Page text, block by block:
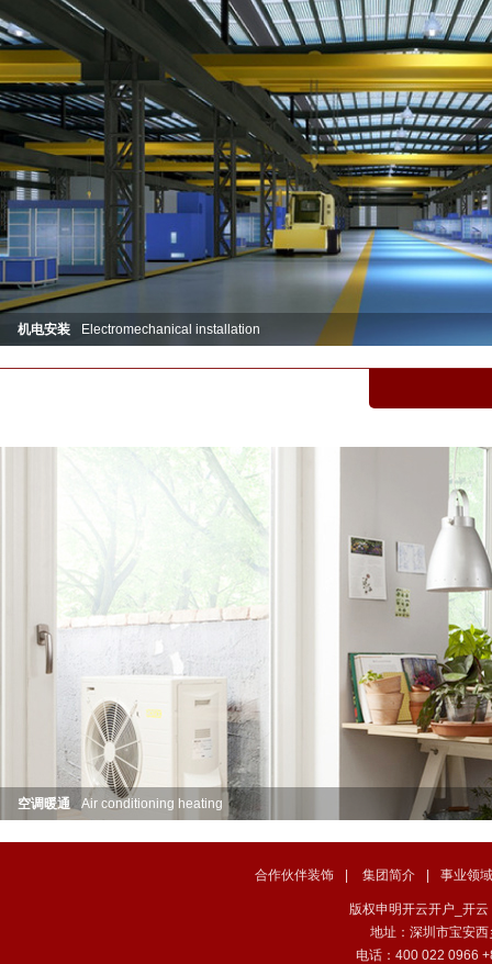
机电安装 Electromechanical installation
空调暖通 Air conditioning heating
合作伙伴装饰 集团简介 事业领域
版权申明开云开户_开
地址：深圳市宝安
电话：400 022 0966